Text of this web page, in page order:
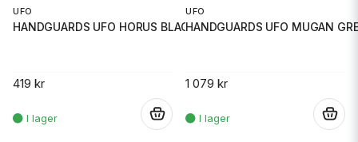
UFO
HANDGUARDS UFO HORUS BLACK
419 kr
UFO
HANDGUARDS UFO MUGAN
1 079 kr